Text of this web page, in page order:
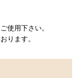
使用下さい。
ります。